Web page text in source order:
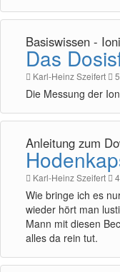
Basiswissen -
Das
Karl-Heinz Szeifert
Die Messung der
Anleitung zum
Karl-Heinz Szeifert
Wie bringe ich es
wieder hört man
Mann mit diesen
alles da rein tut.